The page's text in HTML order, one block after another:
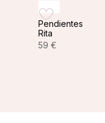
Pendientes
Rita
59€